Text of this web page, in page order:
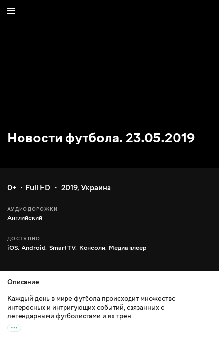
Новости футбола. 23.05.2019
0+ Full HD 2019, Украина
АУДИОДОРОЖКИ
Английский
ДОСТУПНО
iOS, Android, Smart TV, Консоли, Медиа плеер
Описание
Каждый день в мире футбола происходит множество
интересных и интригующих событий, связанных с
легендарными футболистами и их трен